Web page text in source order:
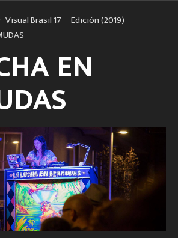
Visual Brasil 17º Edición (2019)
EN